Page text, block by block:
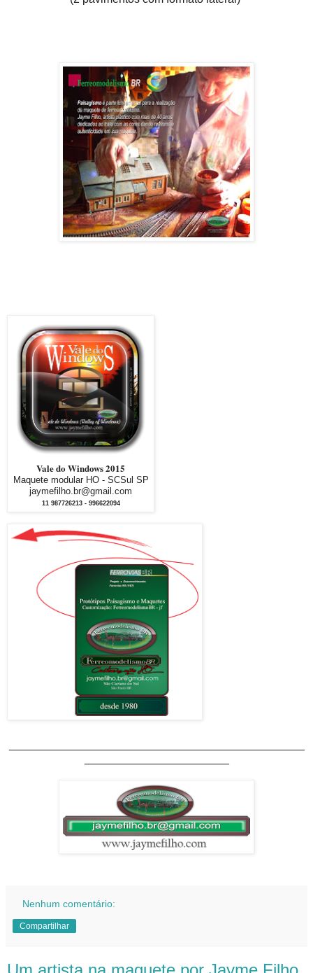
Vale do Windows 2015
Maquete modular HO - SCSul SP
jaymefilho.br@gmail.com
11 987726213 - 996622094
Nenhum comentário:
Compartilhar